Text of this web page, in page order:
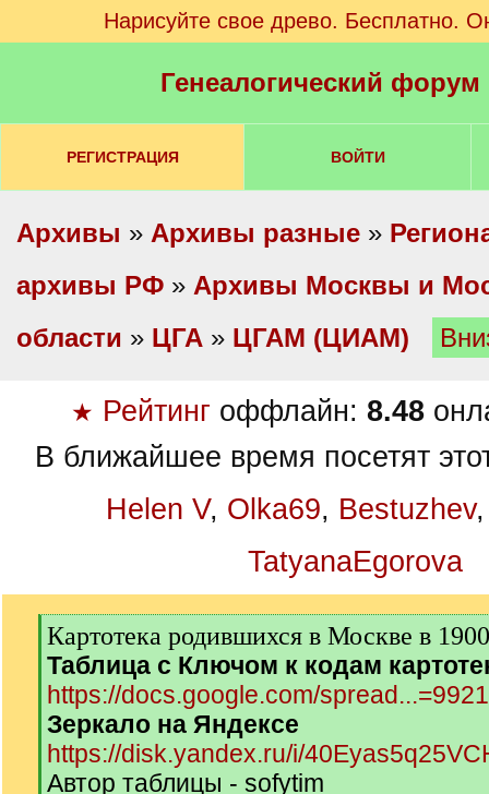
Нарисуйте свое древо. Бесплатно.
Генеалогический
РЕГИСТРАЦИЯ ВОЙТИ
Архивы » Архивы разные »
архивы РФ » Архивы Москвы и
области » ЦГА » ЦГАМ (ЦИАМ)
★ Рейтинг оффлайн: 8.48
В ближайшее время посетят
Helen V, Olka69, Bestuzhev
TatyanaEgorova
[
q
Картотека родившихся в Москве в
Таблица с Ключом к кодам
https://docs.google.com/
Зеркало на Яндексе
https://disk.yandex.ru/i/
Автор таблицы - sofytim